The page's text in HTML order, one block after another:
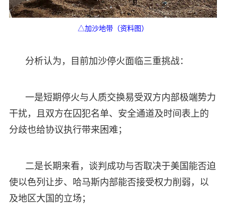
△加沙地带（资料图）
分析认为，目前加沙停火面临三重挑战：
一是短期停火与人质交换易受双方内部极端势力
干扰，且双方在囚犯名单、安全通道及时间表上的
分歧也给协议执行带来困难；
二是长期来看，谈判成功与否取决于美国能否迫
使以色列让步、哈马斯内部能否接受权力削弱，以
及地区大国的立场；